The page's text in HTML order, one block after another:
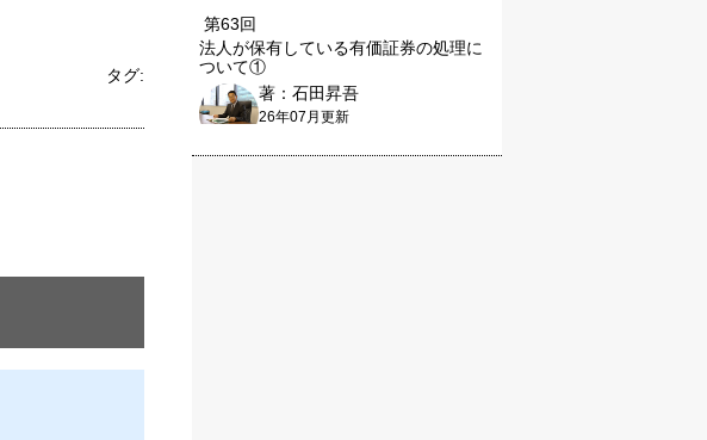
タグ:
第63回
法人が保有している有価証券の処理に
ついて①
著：石田昇吾
26年07月更新